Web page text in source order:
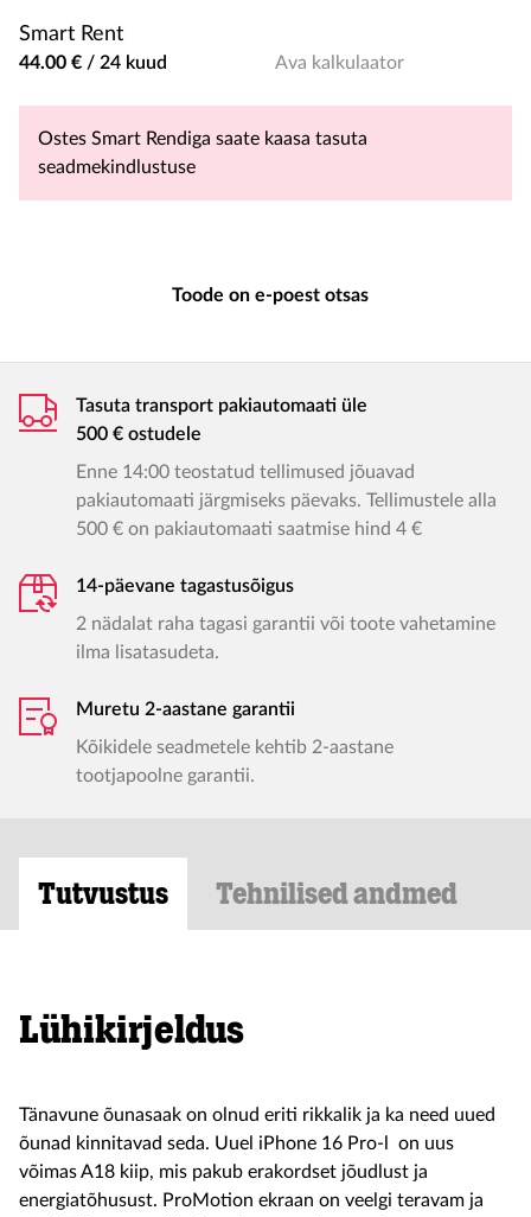
Smart Rent
44.00 € / 24 kuud Ava kalkulaator
Ostes Smart Rendiga saate kaasa tasuta
seadmekindlustuse
Toode on e-poest otsas
Tasuta transport pakiautomaati üle
500 € ostudele
Enne 14:00 teostatud tellimused jõuavad
pakiautomaati järgmiseks päevaks. Tellimustele alla
500 € on pakiautomaati saatmise hind 4 €
14-päevane tagastusõigus
2 nädalat raha tagasi garantii või toote vahetamine
ilma lisatasudeta.
Muretu 2-aastane garantii
Kõikidele seadmetele kehtib 2-aastane
tootjapoolne garantii.
Tutvustus Tehnilised andmed
Lühikirjeldus
Tänavune õunasaak on olnud eriti rikkalik ja ka need uued
õunad kinnitavad seda. Uuel iPhone 16 Pro-l on uus
võimas A18 kiip, mis pakub erakordset jõudlust ja
energiatõhusust. ProMotion ekraan on veelgi teravam ja